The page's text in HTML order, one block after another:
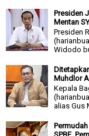
Presiden
Mentan
Presiden
Widodo
Muhdlor
Kepala
alias Gus